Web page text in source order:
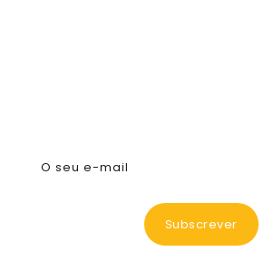
O seu e-mail
Subscrever